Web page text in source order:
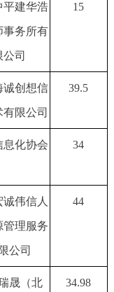
平建华浩
事务所有
公司
15
诚创想信
有限公司
39.5
息化协会 34
伟信人
管理服务
公司
44
晟（北 34.98